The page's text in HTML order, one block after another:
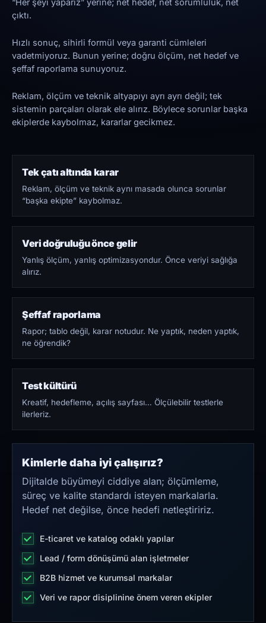
“Her şeyi yaparız” yerine; net hedef, net sorumluluk, net
çıktı.
Hızlı sonuç, sihirli formül veya garanti cümleleri
vadetmiyoruz. Bunun yerine; doğru ölçüm, net hedef ve
şeffaf raporlama sunuyoruz.
Reklam, ölçüm ve teknik altyapıyı ayrı ayrı değil; tek
sistemin parçaları olarak ele alırız. Böylece sorunlar başka
ekiplerde kaybolmaz, kararlar gecikmez.
Tek çatı altında karar
Reklam, ölçüm ve teknik aynı masada olunca sorunlar
“başka ekipte” kaybolmaz.
Veri doğruluğu önce gelir
Yanlış ölçüm, yanlış optimizasyondur. Önce veriyi sağlığa
alırız.
Şeffaf raporlama
Rapor; tablo değil, karar notudur. Ne yaptık, neden yaptık,
ne öğrendik?
Test kültürü
Kreatif, hedefleme, açılış sayfası… Ölçülebilir testlerle
ilerleriz.
Kimlerle daha iyi çalışırız?
Dijitalde büyümeyi ciddiye alan; ölçümleme,
süreç ve kalite standardı isteyen markalarla.
Hedef net değilse, önce hedefi netleştiririz.
E-ticaret ve katalog odaklı yapılar
Lead / form dönüşümü alan işletmeler
B2B hizmet ve kurumsal markalar
Veri ve rapor disiplinine önem veren ekipler